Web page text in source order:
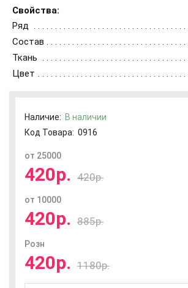
Свойства:
Ряд
Состав
Ткань
Цвет
Наличие: В наличии
Код Товара: 0916
от 25000
420р. 420р.
от 10000
420р. 885р.
Розн
420р. 1180р.